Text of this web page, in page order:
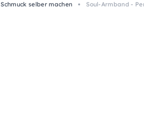
Schmuck selber machen Soul-Armband -